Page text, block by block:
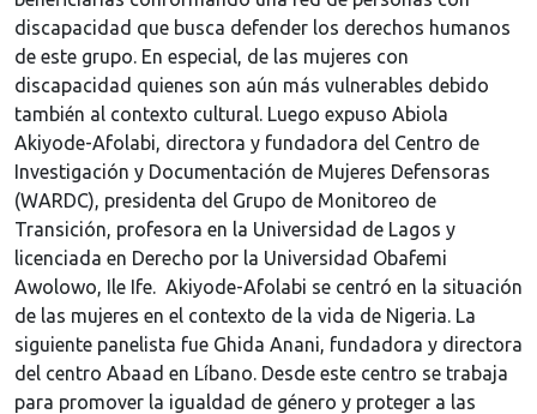
discapacidad que busca defender los derechos humanos
de este grupo. En especial, de las mujeres con
discapacidad quienes son aún más vulnerables debido
también al contexto cultural. Luego expuso Abiola
Akiyode-Afolabi, directora y fundadora del Centro de
Investigación y Documentación de Mujeres Defensoras
(WARDC), presidenta del Grupo de Monitoreo de
Transición, profesora en la Universidad de Lagos y
licenciada en Derecho por la Universidad Obafemi
Awolowo, Ile Ife. Akiyode-Afolabi se centró en la situación
de las mujeres en el contexto de la vida de Nigeria. La
siguiente panelista fue Ghida Anani, fundadora y directora
del centro Abaad en Líbano. Desde este centro se trabaja
para promover la igualdad de género y proteger a las